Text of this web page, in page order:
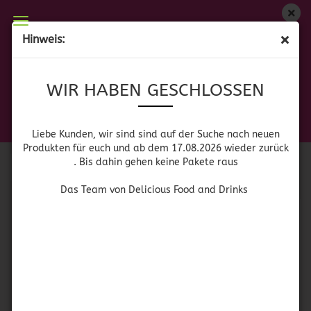
Hinweis:
WIR HABEN GESCHLOSSEN
Liebe Kunden, wir sind sind auf der Suche nach neuen
Produkten für euch und ab dem 17.08.2026 wieder zurück
. Bis dahin gehen keine Pakete raus
Das Team von Delicious Food and Drinks
WIR HABEN GESCHLOSSEN
Produkten für euch und wieder ab dem 17.08.2026
Das Team von Delicious Food and Drinks
Sortieren nach
Sortieren nach 64 pro Seite
pro Seite